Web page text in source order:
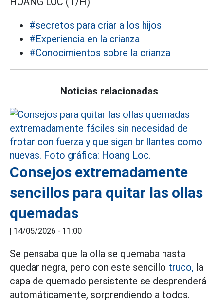
#secretos para criar a los hijos
#Experiencia en la crianza
#Conocimientos sobre la crianza
Noticias relacionadas
Consejos extremadamente
sencillos para quitar las ollas
quemadas
| 14/05/2026 - 11:00
Se pensaba que la olla se quemaba hasta
quedar negra, pero con este sencillo truco, la
capa de quemado persistente se desprenderá
automáticamente, sorprendiendo a todos.